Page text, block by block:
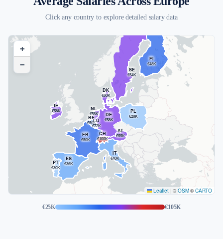
Click any country to explore detailed salary data
DK
€60K
FI
€48K
FR
€50K
DE
€58K
IE
€58K
IT
€40K
LU
€72K
NL
€56K PL
€28K
PT
€30K
ES
€36K
SE
€54K
CH
€100K
BE
€50K
AT
€55K
+
−
Leaflet | © OSM©CARTO
€25K €105K